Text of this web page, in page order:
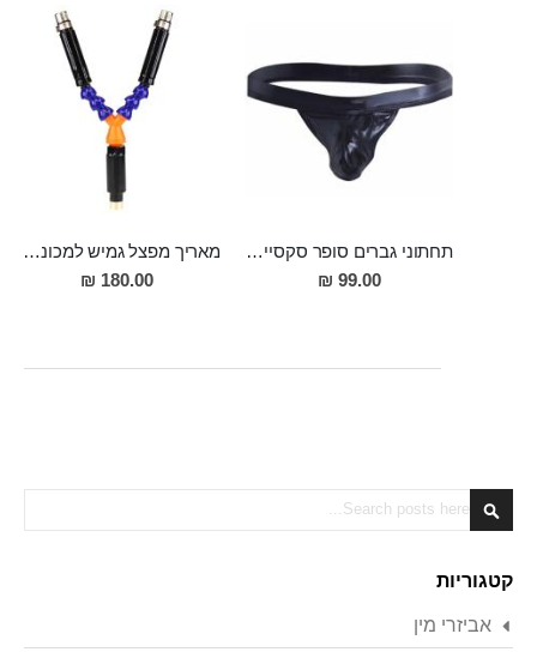
תחתוני גברים סופר סקסיים פתוחים מאחור FREESIA
99.00 ₪
מאריך מפצל גמיש למכונת סקס
180.00 ₪
Search
קטגוריות
אביזרי מין